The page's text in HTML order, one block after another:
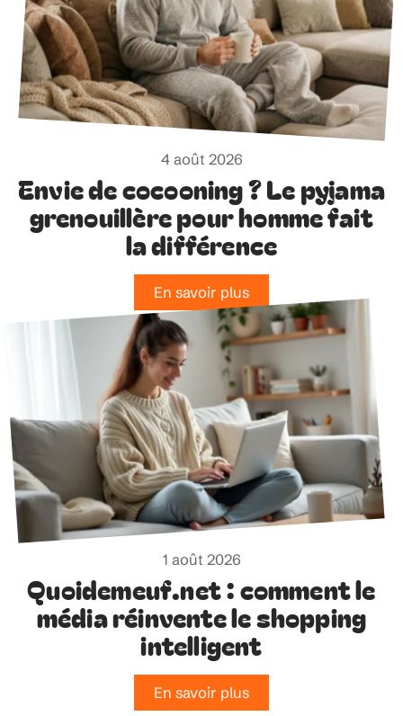
4 août 2026
Envie de cocooning ? Le pyjama
grenouillère pour homme fait
la différence
En savoir plus
1 août 2026
Quoidemeuf.net : comment le
média réinvente le shopping
intelligent
En savoir plus